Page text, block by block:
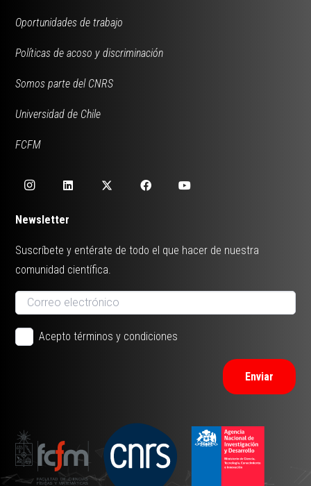
Oportunidades de trabajo
Políticas de acoso y discriminación
Somos parte del CNRS
Universidad de Chile
FCFM
Newsletter
Suscríbete y entérate de todo el que hacer de nuestra
comunidad científica.
Acepto términos y condiciones
Enviar